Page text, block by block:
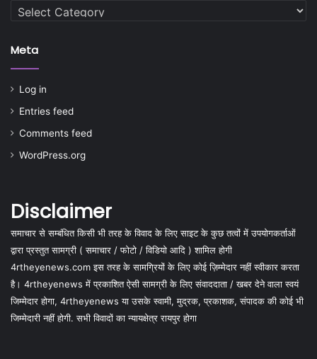
Categories
Meta
Log in
Entries feed
Comments feed
WordPress.org
Disclaimer
समाचार से सम्बंधित किसी भी तरह के विवाद के लिए साइट के कुछ तत्वों में उपयोगकर्ताओं
द्वारा प्रस्तुत सामग्री ( समाचार / फोटो / विडियो आदि ) शामिल होगी
4rtheyenews.com इस तरह के सामग्रियों के लिए कोई ज़िम्मेदार नहीं स्वीकार करता
है। 4rtheyenews में प्रकाशित ऐसी सामग्री के लिए संवाददाता / खबर देने वाला स्वयं
जिम्मेदार होगा, 4rtheyenews या उसके स्वामी, मुद्रक, प्रकाशक, संपादक की कोई भी
जिम्मेदारी नहीं होगी. सभी विवादों का न्यायक्षेत्र रायपुर होगा